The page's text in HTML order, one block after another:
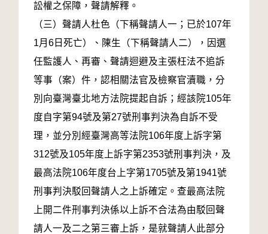
訟權之保障，聲請解釋。
（三）聲請人杜色（下稱聲請人一；已於107年
1月6日死亡）、陳生（下稱聲請人二），因選
任監護人、再審、聲請迴避及主張枉法不追訴
等事（案）件，認相關法官及檢察官瀆職，分
別向臺灣臺北地方法院提起自訴；經該院105年
度自字第94號及第27號刑事判決為自訴不受
理，並分別經臺灣高等法院106年度上訴字第
312號及105年度上訴字第2353號刑事判決，及
最高法院106年度台上字第1705號及第1941號
刑事判決駁回聲請人之上訴確定。查最高法院
上開二件刑事判決係以上訴不合法為由駁回聲
請人一及二之第三審上訴，是就聲請人此部分